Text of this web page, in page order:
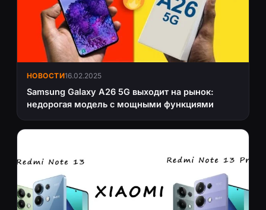
НОВОСТИ16.02.2025
Samsung Galaxy A26 5G выходит на рынок:
недорогая модель с мощными функциями